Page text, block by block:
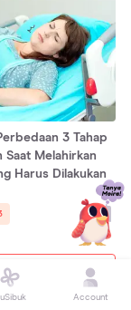
3 Tahap
Saat Melahirkan
Harus Dilakukan
Account